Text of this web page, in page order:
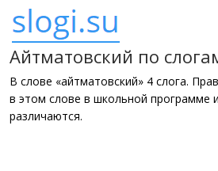
Айтматовский по
В слове «айтматовский» 4 слога.
в этом слове в школьной программе
различаются.